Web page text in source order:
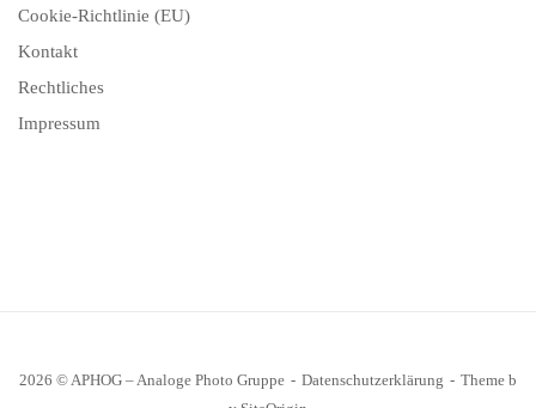
Cookie-Richtlinie (EU)
Kontakt
Rechtliches
Impressum
2026 © APHOG – Analoge Photo Gruppe Datenschutzerklärung
Theme b